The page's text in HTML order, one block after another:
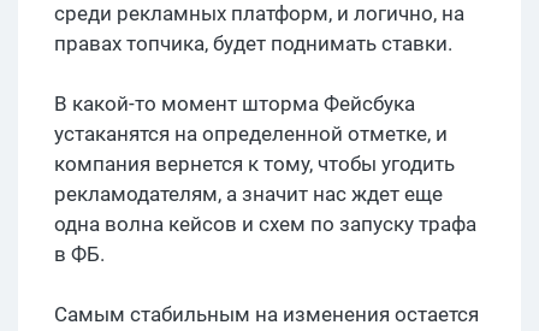
среди рекламных платформ, и логично, на
правах топчика, будет поднимать ставки.
В какой-то момент шторма Фейсбука
устаканятся на определенной отметке, и
компания вернется к тому, чтобы угодить
рекламодателям, а значит нас ждет еще
одна волна кейсов и схем по запуску трафа
в ФБ.
Самым стабильным на изменения остается